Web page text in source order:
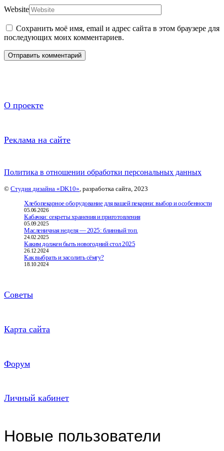
Website
Сохранить моё имя, email и адрес сайта в этом браузере для
последующих моих комментариев.
О проекте
Реклама на сайте
Политика в отношении обработки персональных данных
© Студия дизайна «DK10» , разработка сайта, 2023
Хлебопекарное оборудование для вашей пекарни: выбор и особенности
05.06.2026
Кабачки: секреты хранения и приготовления
05.09.2025
Масленичная неделя — 2025: блинный топ.
24.02.2025
Каким должен быть новогодний стол 2025
26.12.2024
Как выбрать и засолить сёмгу?
18.10.2024
Советы
Карта сайта
Форум
Личный кабинет
Новые пользователи